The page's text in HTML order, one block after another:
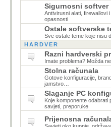
Sigurnosni softver
Antivirusni alati, firewallovi
opasnosti
Ostale softverske
Sve ostale teme koje nisu
HARDVER
Razni hardverski
Imate problema? Možda
Stolna računala
Gotove konfiguracije,
jamstvo…
Slaganje PC
Koje komponente odabrati
savjeti, preporuke
Prijenosna